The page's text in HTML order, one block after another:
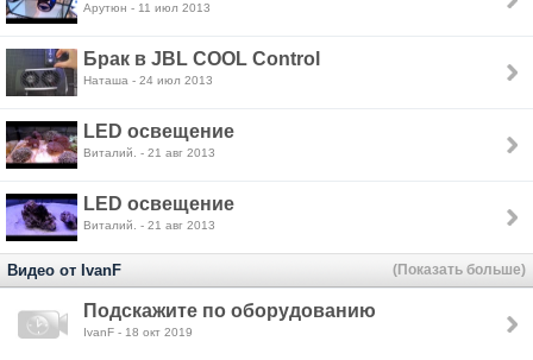
Арутюн - 11 июл 2013
Брак в JBL COOL Control
Наташа - 24 июл 2013
LED освещение
Виталий. - 21 авг 2013
LED освещение
Виталий. - 21 авг 2013
Видео от IvanF (Показать больше)
Подскажите по оборудованию
IvanF - 18 окт 2019